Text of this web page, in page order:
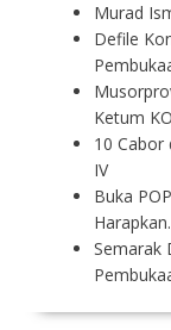
Murad
Defile
Ketum
10 Cabor
IV
Buka
Semarak